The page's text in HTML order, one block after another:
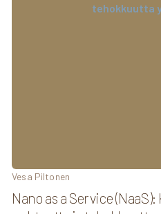
Nano as a Service
Vesa Piltonen